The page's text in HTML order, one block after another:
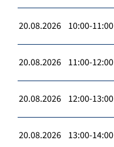
20.08.2026 10:00-11:00
20.08.2026 11:00-12:00
20.08.2026 12:00-13:00
20.08.2026 13:00-14:00